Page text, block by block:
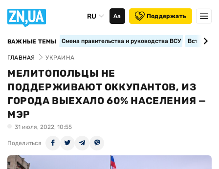
RU Аа Поддержать
ВАЖНЫЕ ТЕМЫ Смена правительства и руководства ВСУ
ГЛАВНАЯ УКРАИНА
МЕЛИТОПОЛЬЦЫ НЕ
ПОДДЕРЖИВАЮТ ОККУПАНТОВ, ИЗ
ГОРОДА ВЫЕХАЛО 60% НАСЕЛЕНИЯ —
МЭР
31 июля, 2022, 10:55
Поделиться